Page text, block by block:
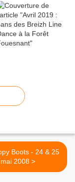
Boots - 24 & 25
mai 2008 >